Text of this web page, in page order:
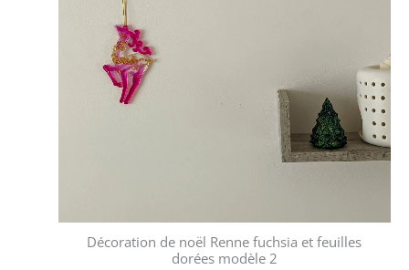
Décoration de noël Renne fuchsia et feuilles
dorées modèle 2